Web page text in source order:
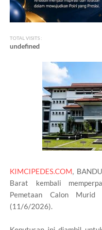
TOTAL VISITS :
undefned
KIMCIPEDES.COM,
Barat kembali
Pemetaan Calon
(11/6/2026).